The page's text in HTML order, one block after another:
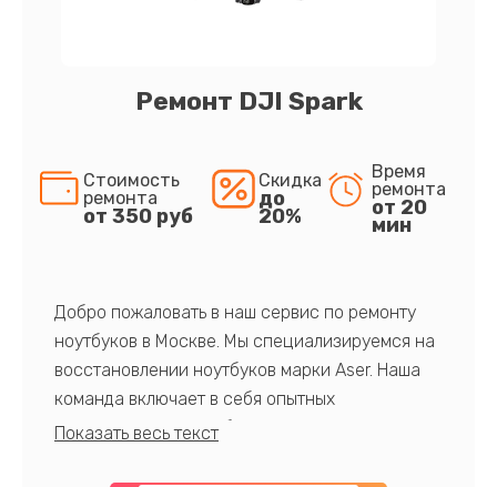
Ремонт DJI Spark
Стоимость
ремонта
от 350 руб
Скидка
до
20%
Время
ремонта
от 20
мин
Добро пожаловать в наш сервис по ремонту
ноутбуков в Москве. Мы специализируемся на
восстановлении ноутбуков марки Aser. Наша
команда включает в себя опытных
профессионалов с обширными знаниями и